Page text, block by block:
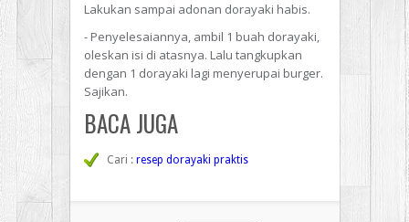
Lakukan sampai adonan dorayaki habis.
- Penyelesaiannya, ambil 1 buah dorayaki,
oleskan isi di atasnya. Lalu tangkupkan
dengan 1 dorayaki lagi menyerupai burger.
Sajikan.
BACA JUGA
Cari : resep dorayaki praktis